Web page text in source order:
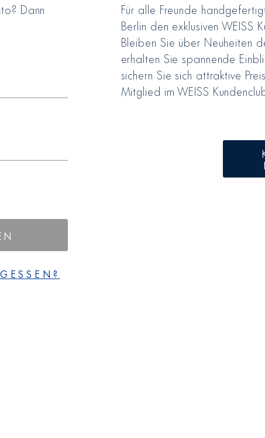
Dann
Für alle Freunde
Berlin den exklusiven WEISS
Bleiben Sie über Neuheiten
erhalten Sie spannende
sichern Sie sich attraktive
Mitglied im WEISS